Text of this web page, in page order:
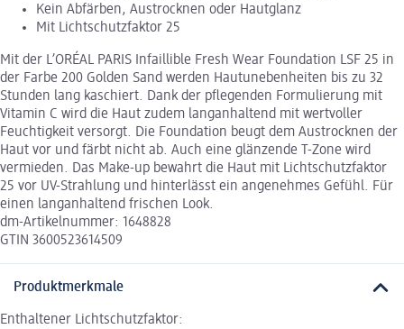
Kein Abfärben, Austrocknen oder Hautglanz
Mit Lichtschutzfaktor 25
Mit der L’ORÉAL PARIS Infaillible Fresh Wear Foundation LSF 25 in
der Farbe 200 Golden Sand werden Hautunebenheiten bis zu 32
Stunden lang kaschiert. Dank der pflegenden Formulierung mit
Vitamin C wird die Haut zudem langanhaltend mit wertvoller
Feuchtigkeit versorgt. Die Foundation beugt dem Austrocknen der
Haut vor und färbt nicht ab. Auch eine glänzende T-Zone wird
vermieden. Das Make-up bewahrt die Haut mit Lichtschutzfaktor
25 vor UV-Strahlung und hinterlässt ein angenehmes Gefühl. Für
einen langanhaltend frischen Look.
dm-Artikelnummer: 1648828
GTIN 3600523614509
Produktmerkmale
Enthaltener Lichtschutzfaktor: